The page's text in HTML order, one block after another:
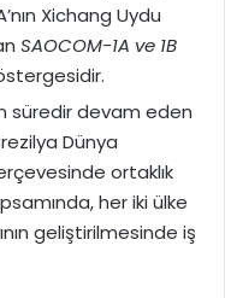
Xichang Uydu
SAOCOM-1A ve 1B
süredir devam eden
Dünya
ortaklık
her iki ülke
geliştirilmesinde iş